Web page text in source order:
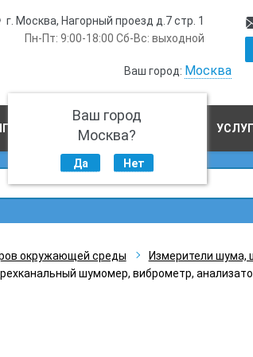
г. Москва, Нагорный проезд д.7 стр. 1
Пн-Пт: 9:00-18:00 Сб-Вс: выходной
Ваш город: Москва
Ваш город
Москва?
Да Нет
ПРОИЗВОДСТВО
окружающей среды
Измерители шума,
шумомер, виброметр,